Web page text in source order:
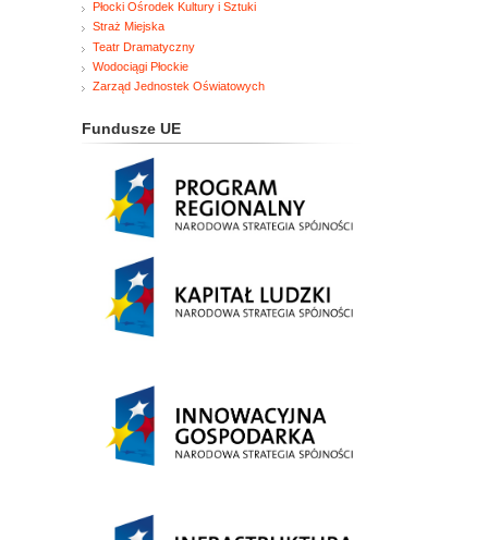
Płocki Ośrodek Kultury i Sztuki
Straż Miejska
Teatr Dramatyczny
Wodociągi Płockie
Zarząd Jednostek Oświatowych
Fundusze UE